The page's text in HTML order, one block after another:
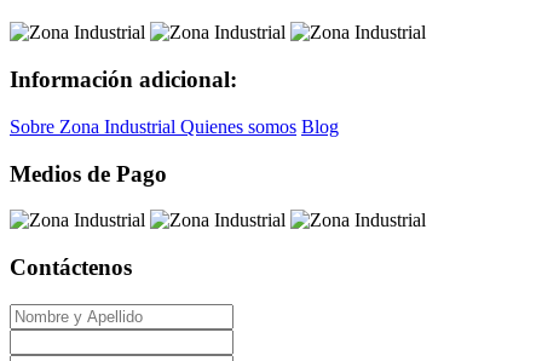
Información adicional:
Sobre Zona Industrial Quienes somos Blog
Medios de Pago
Contáctenos